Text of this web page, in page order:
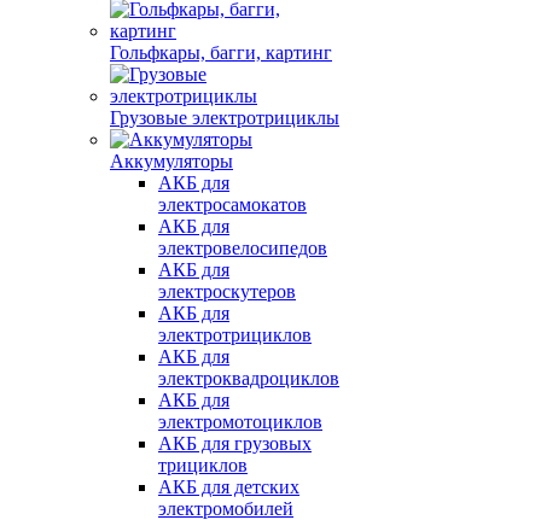
Гольфкары, багги, картинг
Грузовые электротрициклы
Аккумуляторы
АКБ для
электросамокатов
АКБ для
электровелосипедов
АКБ для
электроскутеров
АКБ для
электротрициклов
АКБ для
электроквадроциклов
АКБ для
электромотоциклов
АКБ для грузовых
трициклов
АКБ для детских
электромобилей